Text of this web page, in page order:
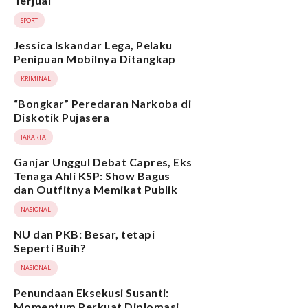
SPORT
Jessica Iskandar Lega, Pelaku
Penipuan Mobilnya Ditangkap
KRIMINAL
“Bongkar” Peredaran Narkoba di
Diskotik Pujasera
JAKARTA
Ganjar Unggul Debat Capres, Eks
Tenaga Ahli KSP: Show Bagus
dan Outfitnya Memikat Publik
NASIONAL
NU dan PKB: Besar, tetapi
Seperti Buih?
NASIONAL
Penundaan Eksekusi Susanti: